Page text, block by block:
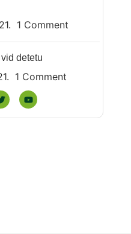
1 Comment
detetu
1 Comment